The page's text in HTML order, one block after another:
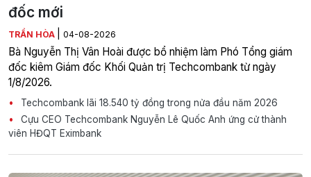
đốc mới
TRẦN HÒA 04-08-2026
Bà Nguyễn Thị Vân Hoài được bổ nhiệm làm Phó Tổng giám
đốc kiêm Giám đốc Khối Quản trị Techcombank từ ngày
1/8/2026.
Techcombank lãi 18.540 tỷ đồng trong nửa đầu năm 2026
Cựu CEO Techcombank Nguyễn Lê Quốc Anh ứng cử thành
viên HĐQT Eximbank